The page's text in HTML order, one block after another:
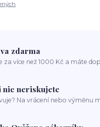
zdarma
za více než 1000 Kč a máte
nic neriskujete
Na vrácení nebo výměnu